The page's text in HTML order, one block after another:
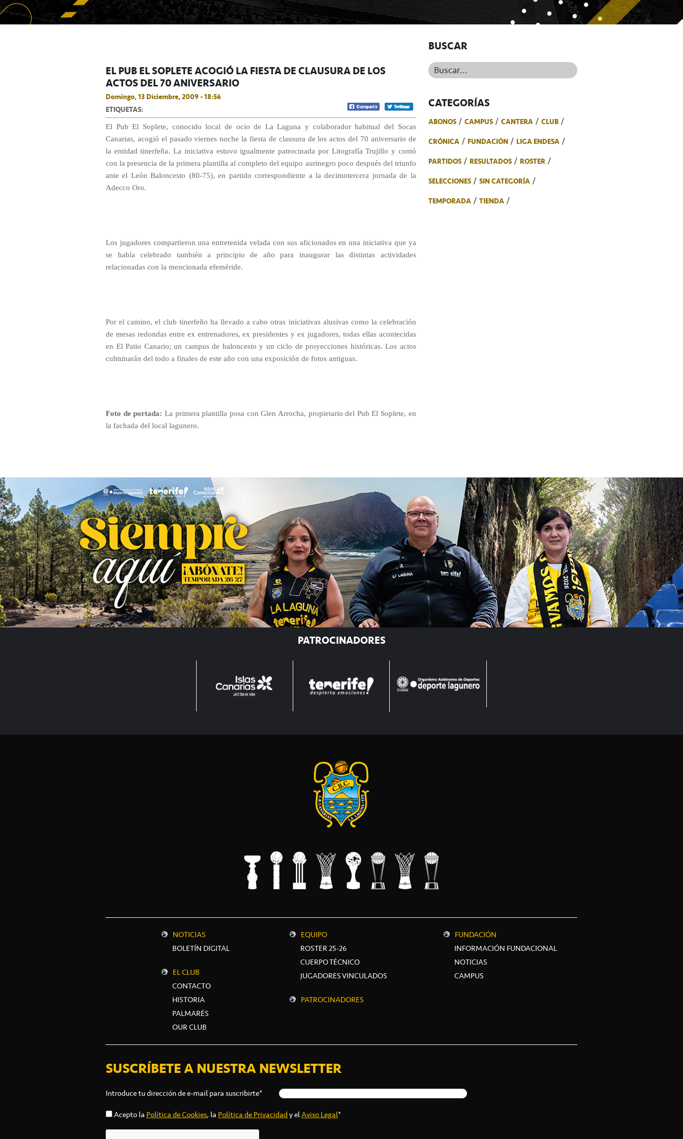
EL PUB EL SOPLETE ACOGIÓ LA FIESTA DE CLAUSURA DE LOS
ACTOS DEL 70 ANIVERSARIO
Domingo, 13 Diciembre, 2009 - 18:56
ETIQUETAS:
El Pub El Soplete, conocido local de ocio de La Laguna y colaborador habitual del Socas
Canarias, acogió el pasado viernes noche la fiesta de clausura de los actos del 70 aniversario de
la entidad tinerfeña. La iniciativa estuvo igualmente patrocinada por Litografía Trujillo y contó
con la presencia de la primera plantilla al completo del equipo aurinegro poco después del triunfo
ante el León Baloncesto (80-75), en partido correspondiente a la decimotercera jornada de la
Adecco Oro.
Los jugadores compartieron una entretenida velada con sus aficionados en una iniciativa que ya
se había celebrado también a principio de año para inaugurar las distintas actividades
relacionadas con la mencionada efeméride.
Por el camino, el club tinerfeño ha llevado a cabo otras iniciativas alusivas como la celebración
de mesas redondas entre ex entrenadores, ex presidentes y ex jugadores, todas ellas acontecidas
en El Patio Canario; un campus de baloncesto y un ciclo de proyecciones históricas. Los actos
culminarán del todo a finales de este año con una exposición de fotos antiguas.
Foto de portada: La primera plantilla posa con Glen Arrocha, propietario del Pub El Soplete, en
la fachada del local lagunero.
BUSCAR
Buscar...
CATEGORÍAS
ABONOS CAMPUS CANTERA
CLUB
CRÓNICA
FUNDACIÓN
LIGA ENDESA
PARTIDOS
RESULTADOS
ROSTER
SELECCIONES
SIN CATEGORÍA
TEMPORADA
TIENDA
PATROCINADORES
NOTICIAS
BOLETÍN DIGITAL
EL CLUB
CONTACTO
HISTORIA
PALMARÉS
OUR CLUB
EQUIPO
ROSTER 25-26
CUERPO TÉCNICO
JUGADORES VINCULADOS
PATROCINADORES
FUNDACIÓN
INFORMACIÓN FUNDACIONAL
NOTICIAS
CAMPUS
SUSCRÍBETE A NUESTRA NEWSLETTER
Introduce tu dirección de e-mail para suscribirte*
Acepto la Política de Cookies, la Política de Privacidady elAviso Legal*